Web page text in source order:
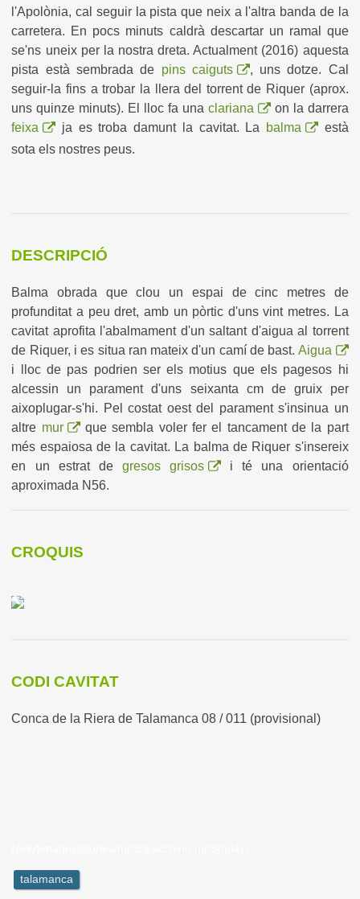
l'Apolònia, cal seguir la pista que neix a l'altra banda de la
carretera. En pocs minuts caldrà descartar un ramal que
se'ns uneix per la nostra dreta. Actualment (2016) aquesta
pista està sembrada de pins caiguts
, uns dotze. Cal
seguir-la fins a trobar la llera del torrent de Riquer (aprox.
uns quinze minuts). El lloc fa una clariana
on la darrera
feixa
ja es troba damunt la cavitat. La balma
està
sota els nostres peus.
DESCRIPCIÓ
Balma obrada que clou un espai de cinc metres de
profunditat a peu dret, amb un pòrtic d'uns vint metres. La
cavitat aprofita l'abalmament d'un saltant d'aigua al torrent
de Riquer, i es situa ran mateix d'un camí de bast. Aigua
i lloc de pas podrien ser els motius que els pagesos hi
alcessin un parament d'uns seixanta cm de gruix per
aixoplugar-s'hi. Pel costat oest del parament s'insinua un
altre mur
que sembla voler fer el tancament de la part
més espaiosa de la cavitat. La balma de Riquer s'insereix
en un estrat de gresos grisos
i té una orientació
aproximada N56.
CROQUIS
CODI CAVITAT
Conca de la Riera de Talamanca 08 / 011 (provisional)
talamanca